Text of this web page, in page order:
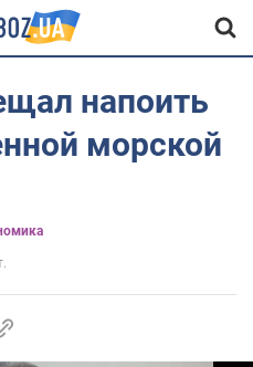
напоить
морской